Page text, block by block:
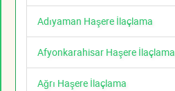
Adıyaman Haşere İlaçlama
Afyonkarahisar Haşere İlaçlama
Ağrı Haşere İlaçlama